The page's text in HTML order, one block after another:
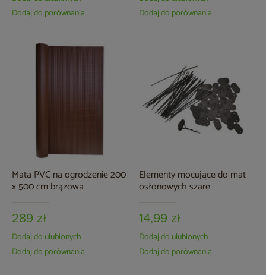
Dodaj do porównania
Dodaj do porównania
Mata PVC na ogrodzenie 200
x 500 cm brązowa
289 zł
Dodaj do ulubionych
Dodaj do porównania
Elementy mocujące do mat
osłonowych szare
14,99 zł
Dodaj do ulubionych
Dodaj do porównania